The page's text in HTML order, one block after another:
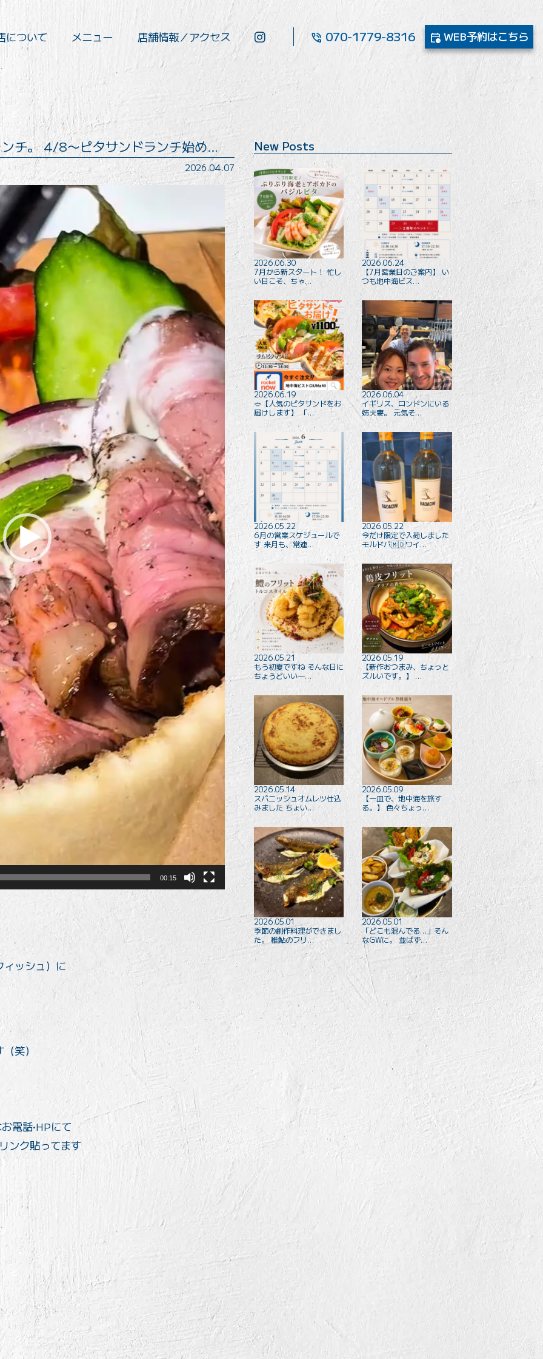
について メニュー 店舗情報／アクセス phone_in_talk 070-1779-8316 calendar_clock WEB予約はこちら
チ。 4/8〜ピタサンドランチ始め…
2026.04.07
00:15
ッシュ）に
笑）
お電話•HPにて
リンク貼ってます
New Posts
2026.06.30
7月から新スタート！ 忙し
い日こそ、ちゃ…
2026.06.24
【7月営業日のご案内】 い
つも地中海ビス…
2026.06.19
🥙【人気のピタサンドをお
届けします️】 「…
2026.06.04
イギリス、ロンドンにいる
姉夫妻。 元気そ…
2026.05.22
6月の営業スケジュールで
す 来月も、常連…
2026.05.22
今だけ限定で入荷しました
モルドバ🇲🇩ワイ…
2026.05.21
もう初夏ですね そんな日に
ちょうどいい一…
2026.05.19
【新作おつまみ、ちょっと
ズルいです。】 …
2026.05.14
スパニッシュオムレツ仕込
みました ちょい…
2026.05.09
【一皿で、地中海を旅す
る。】 色々ちょっ…
2026.05.01
季節の創作料理ができまし
た。 稚鮎のフリ…
2026.05.01
「どこも混んでる…」そん
なGWに。 並ばず…